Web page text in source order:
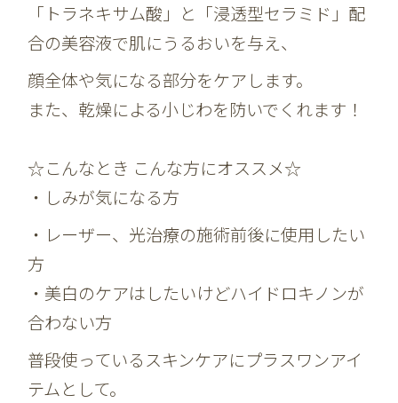
「トラネキサム酸」と「浸透型セラミド」配
合の美容液で肌にうるおいを与え、
顔全体や気になる部分をケアします。
また、乾燥による小じわを防いでくれます！
☆こんなとき こんな方にオススメ☆
・しみが気になる方
・レーザー、光治療の施術前後に使用したい
方
・美白のケアはしたいけどハイドロキノンが
合わない方
普段使っているスキンケアにプラスワンアイ
テムとして。